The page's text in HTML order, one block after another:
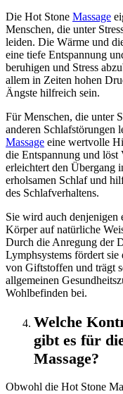
Die Hot Stone Massage
Menschen, die unter
leiden. Die Wärme und
eine tiefe Entspannung
beruhigen und Stress
allem in Zeiten hohen
Ängste hilfreich sein.
Für Menschen, die unter
anderen Schlafstörungen
Massage eine wertvolle
die Entspannung und löst
erleichtert den Übergang
erholsamen Schlaf und
des Schlafverhaltens.
Sie wird auch denjenigen
Körper auf natürliche
Durch die Anregung der
Lymphsystems fördert sie
von Giftstoffen und trägt
allgemeinen
Wohlbefinden bei.
Welche
gibt es für
Massage?
Obwohl die Hot Stone